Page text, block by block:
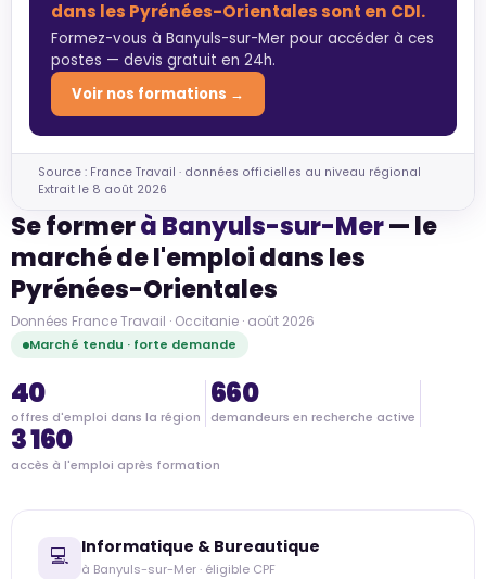
dans les Pyrénées-Orientales sont en CDI.
Formez-vous à Banyuls-sur-Mer pour accéder à ces
postes — devis gratuit en 24h.
Voir nos formations →
Source : France Travail · données officielles au niveau régional
Extrait le 8 août 2026
Se formerà Banyuls-sur-Mer— le
marché de l'emploi dans les
Pyrénées-Orientales
Données France Travail · Occitanie · août 2026
Marché tendu · forte demande
40
offres d'emploi dans la région
660
demandeurs en recherche active
3 160
accès à l'emploi après formation
💻 Informatique & Bureautique
à Banyuls-sur-Mer · éligible CPF